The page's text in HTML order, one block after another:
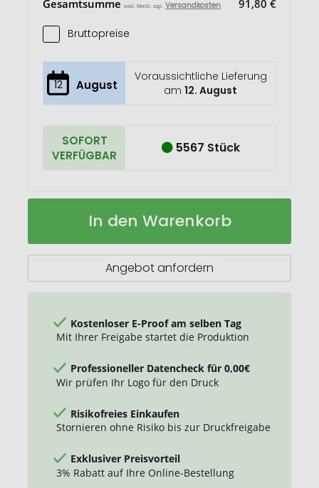
Gesamtsumme exkl. MwSt. zzgl. Versandkosten 91,80 €
Bruttopreise
12 August
Voraussichtliche Lieferung
am12. August
SOFORT
VERFÜGBAR
5567 Stück
Perera
Auf
In den Warenkorb
Angebot anfordern
Kostenloser E-Proof am selben Tag
Mit Ihrer Freigabe startet die Produktion
Professioneller Datencheck für 0,00€
Wir prüfen Ihr Logo für den Druck
Risikofreies Einkaufen
Stornieren ohne Risiko bis zur Druckfreigabe
Exklusiver Preisvorteil
3% Rabatt auf Ihre Online-Bestellung